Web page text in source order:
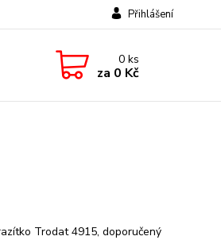
Přihlášení
0ks
za 0 Kč
Trodat 4915, doporučený